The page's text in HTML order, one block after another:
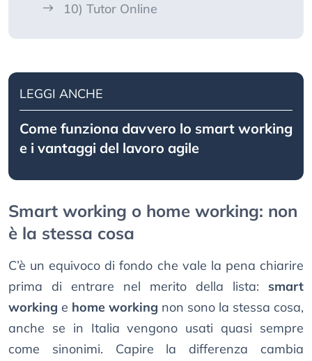
10) Tutor Online
LEGGI ANCHE
Come funziona davvero lo smart working
e i vantaggi del lavoro agile
Smart working o home working: non
è la stessa cosa
C’è un equivoco di fondo che vale la pena chiarire
prima di entrare nel merito della lista: smart
working e home working non sono la stessa cosa,
anche se in Italia vengono usati quasi sempre
come sinonimi. Capire la differenza cambia